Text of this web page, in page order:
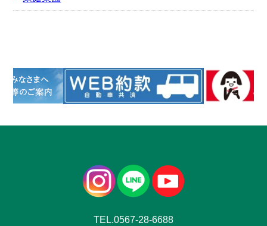
TEL.0567-28-6688